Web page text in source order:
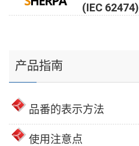
(IEC 62474)
产品指南
品番的表示方法
使用注意点